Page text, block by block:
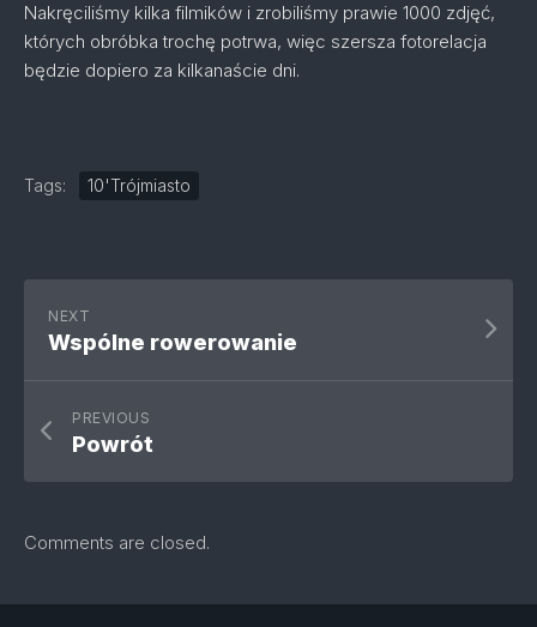
Nakręciliśmy kilka filmików i zrobiliśmy prawie 1000 zdjęć,
których obróbka trochę potrwa, więc szersza fotorelacja
będzie dopiero za kilkanaście dni.
Tags: 10'Trójmiasto
NEXT
Wspólne rowerowanie
PREVIOUS
Powrót
Comments are closed.